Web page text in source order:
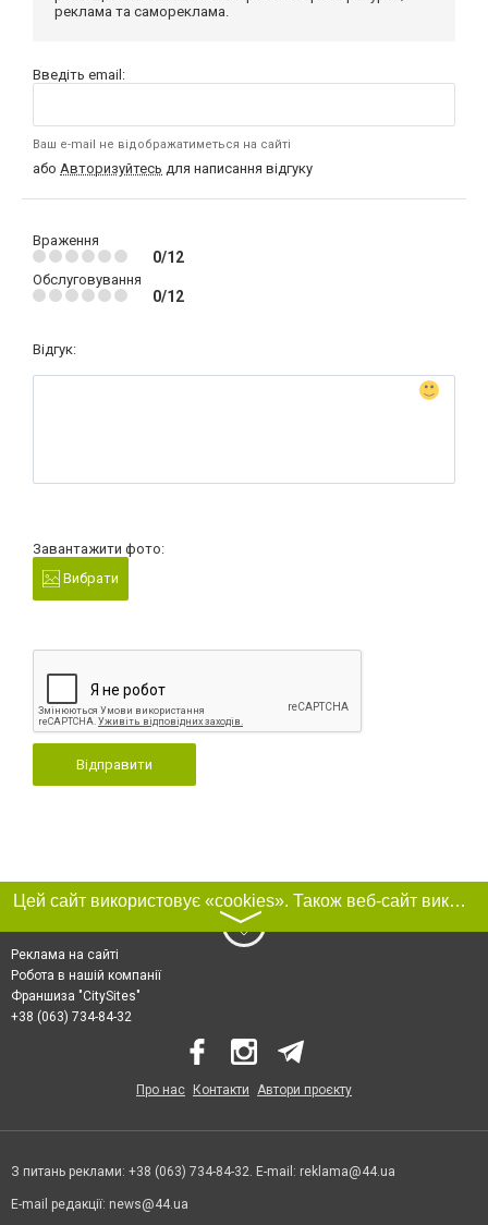
реклама та самореклама.
Введіть email:
Ваш e-mail не відображатиметься на сайті
або Авторизуйтесь для написання відгуку
Враження
0/12
Обслуговування
0/12
Відгук:
Завантажити фото:
Вибрати
Відправити
Цей сайт використовує «cookies». Також веб-сайт використовує інтернет-сервіс для збору технічних даних стосовно відвідувачів з метою отримання маркетингової та статистичної інформації. Умови обробки даних відвідувачів сайту див.
〉
Реклама на сайті
Робота в нашій компанії
Франшиза "CitySites"
+38 (063) 734-84-32
Про нас Контакти Автори проєкту
З питань реклами: +38 (063) 734-84-32. E-mail: reklama@44.ua
E-mail редакції: news@44.ua